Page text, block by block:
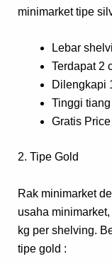
minimarket tipe
Lebar
Terdapat 2
Dilengkapi
Tinggi
Gratis
2. Tipe Gold
Rak minimarket
usaha
kg per shelving.
tipe gold :